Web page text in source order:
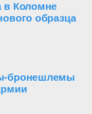
в Коломне
образца
бронешлемы